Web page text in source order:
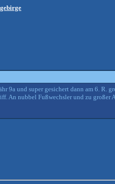
9a und super gesichert dann am 6.
An nubbel Fußwechsler und zu großer